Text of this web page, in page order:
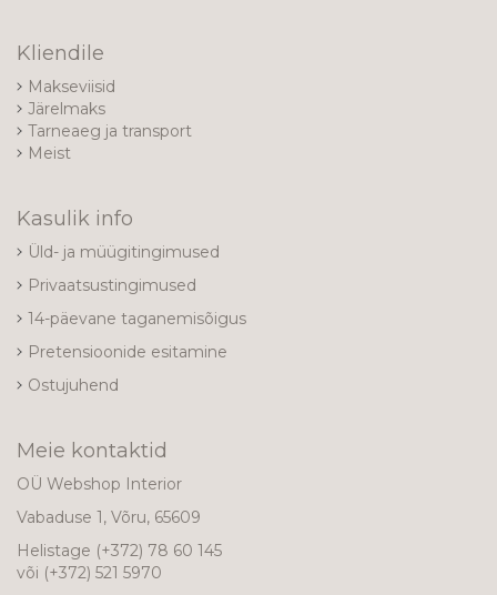
Kliendile
Makseviisid
Järelmaks
Tarneaeg ja transport
Meist
Kasulik info
Üld- ja müügitingimused
Privaatsustingimused
14-päevane taganemisõigus
Pretensioonide esitamine
Ostujuhend
Meie kontaktid
OÜ Webshop Interior
Vabaduse 1, Võru, 65609
Helistage (+372) 78 60 145
või (+372) 521 5970